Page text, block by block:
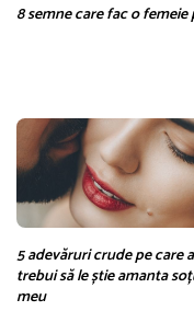
8 semne care fac o
5 adevăruri crude pe care
trebui să le știe amanta
meu